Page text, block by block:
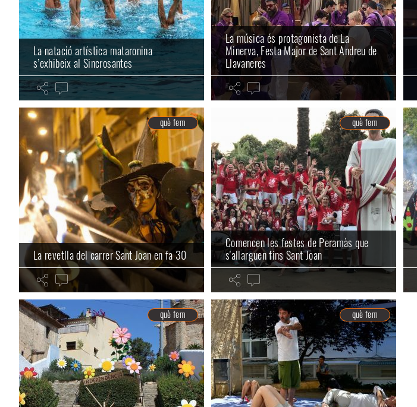
La natació artística mataronina
s’exhibeix al Sincrosantes
La música és protagonista de La
Minerva, Festa Major de Sant Andreu de
Llavaneres
què fem
La revetlla del carrer Sant Joan en fa 30
què fem
Comencen les festes de Peramàs que
s'allarguen fins Sant Joan
què fem què fem